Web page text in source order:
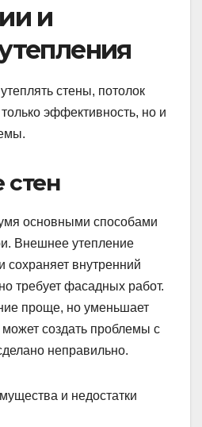
и
стены, потолок
эффективность, но и
стен
основными способами
Внешнее утепление
сохраняет внутренний
требует фасадных работ.
проще, но уменьшает
создать проблемы с
неправильно.
и недостатки